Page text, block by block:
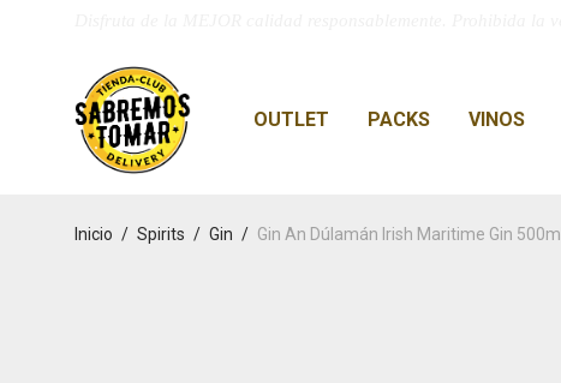
OUTLET PACKS VINOS
Inicio / Spirits / Gin / Gin An Dúlamán Irish Maritime Gin 500ml